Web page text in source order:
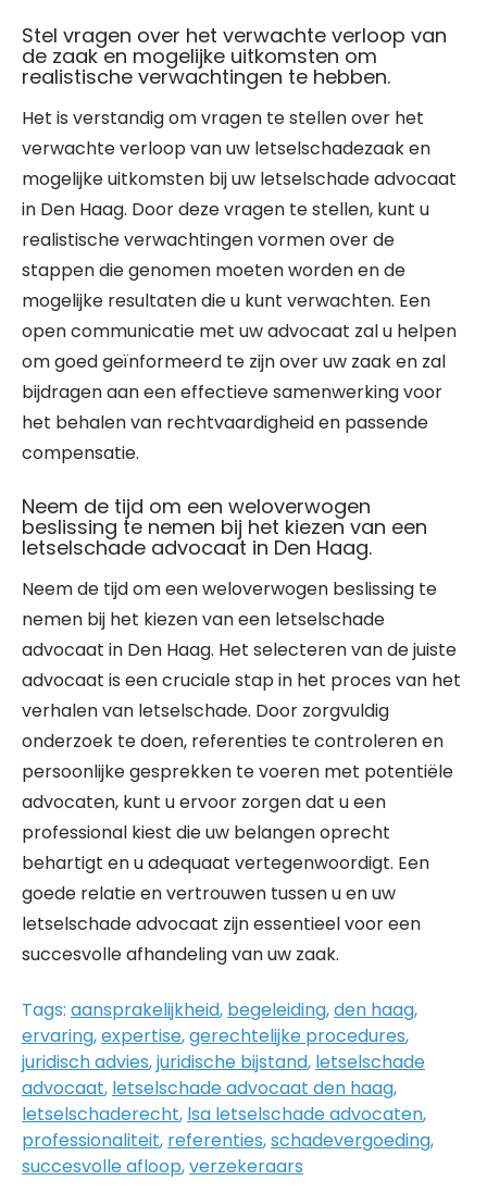
Stel vragen over het verwachte verloop van
de zaak en mogelijke uitkomsten om
realistische verwachtingen te hebben.
Het is verstandig om vragen te stellen over het
verwachte verloop van uw letselschadezaak en
mogelijke uitkomsten bij uw letselschade advocaat
in Den Haag. Door deze vragen te stellen, kunt u
realistische verwachtingen vormen over de
stappen die genomen moeten worden en de
mogelijke resultaten die u kunt verwachten. Een
open communicatie met uw advocaat zal u helpen
om goed geïnformeerd te zijn over uw zaak en zal
bijdragen aan een effectieve samenwerking voor
het behalen van rechtvaardigheid en passende
compensatie.
Neem de tijd om een weloverwogen
beslissing te nemen bij het kiezen van een
letselschade advocaat in Den Haag.
Neem de tijd om een weloverwogen beslissing te
nemen bij het kiezen van een letselschade
advocaat in Den Haag. Het selecteren van de juiste
advocaat is een cruciale stap in het proces van het
verhalen van letselschade. Door zorgvuldig
onderzoek te doen, referenties te controleren en
persoonlijke gesprekken te voeren met potentiële
advocaten, kunt u ervoor zorgen dat u een
professional kiest die uw belangen oprecht
behartigt en u adequaat vertegenwoordigt. Een
goede relatie en vertrouwen tussen u en uw
letselschade advocaat zijn essentieel voor een
succesvolle afhandeling van uw zaak.
Tags: aansprakelijkheid, begeleiding,den haag,
ervaring,expertise,gerechtelijke procedures,
juridisch advies,juridische bijstand, letselschade
advocaat, letselschade advocaat den haag,
letselschaderecht, lsa letselschade advocaten,
professionaliteit, referenties,schadevergoeding,
succesvolle afloop,verzekeraars